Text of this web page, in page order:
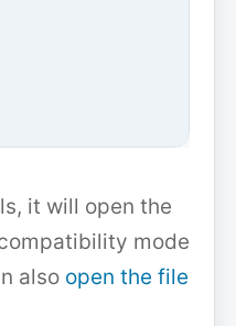
it will open the
mode
also open the file